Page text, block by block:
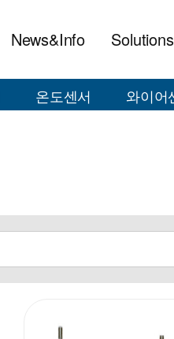
News&Info Solutions
온도센서 와이어